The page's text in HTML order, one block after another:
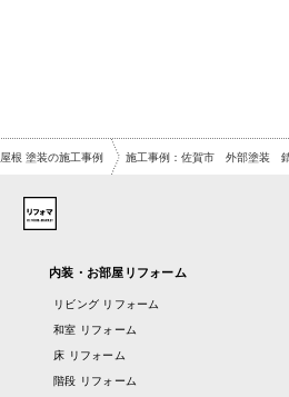
屋根 塗装の施工事例 施工事例：佐賀市 外部塗装
内装・お部屋リフォーム
リビング リフォーム
和室 リフォーム
床 リフォーム
階段 リフォーム